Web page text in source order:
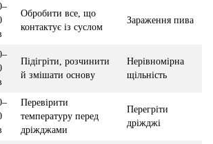
Обробити все, що
контактує із суслом
Зараження пива
Підігріти, розчинити
й змішати основу
Нерівномірна
щільність
Перевірити
температуру перед
дріжджами
Перегріти
дріжджі